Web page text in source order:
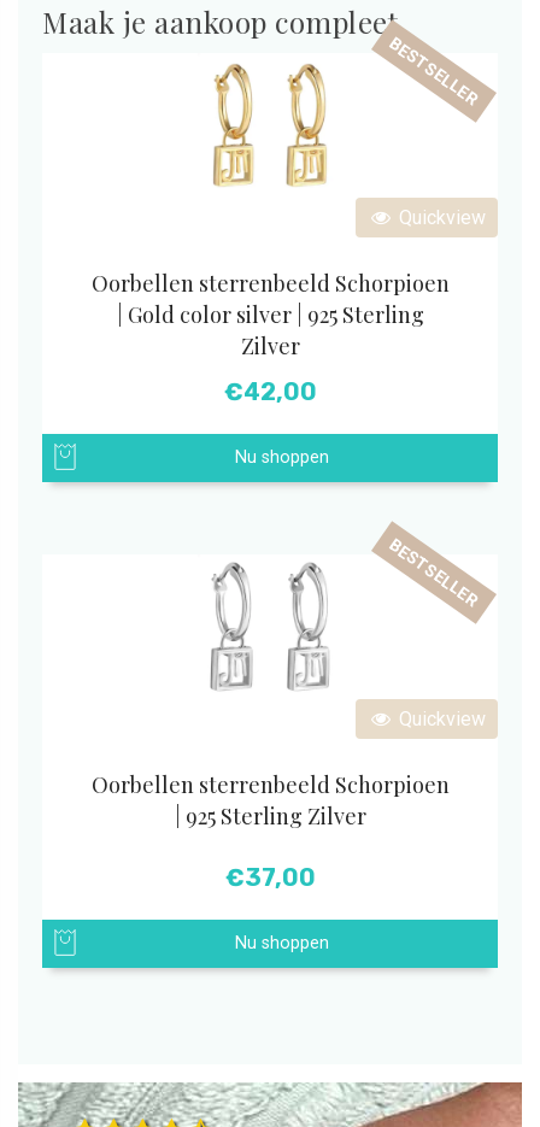
Maak je aankoop compleet
Quickview
BESTSELLER
Oorbellen sterrenbeeld Schorpioen
| Gold color silver | 925 Sterling
Zilver
€42,00
Nu shoppen
Quickview
BESTSELLER
Oorbellen sterrenbeeld Schorpioen
| 925 Sterling Zilver
€37,00
Nu shoppen